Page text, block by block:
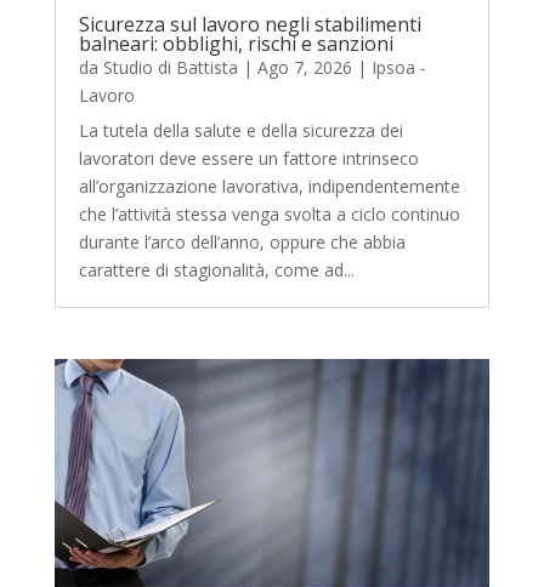
Sicurezza sul lavoro negli stabilimenti
balneari: obblighi, rischi e sanzioni
da Studio di Battista | Ago 7, 2026 | Ipsoa -
Lavoro
La tutela della salute e della sicurezza dei
lavoratori deve essere un fattore intrinseco
all’organizzazione lavorativa, indipendentemente
che l’attività stessa venga svolta a ciclo continuo
durante l’arco dell’anno, oppure che abbia
carattere di stagionalità, come ad...